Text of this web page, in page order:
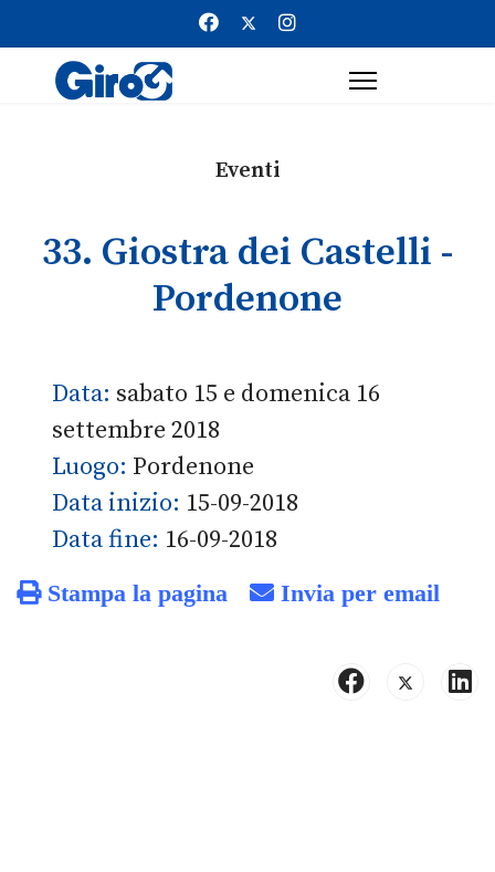
Eventi
33. Giostra dei Castelli -
Pordenone
Data: sabato 15 e domenica 16
settembre 2018
Luogo: Pordenone
Data inizio: 15-09-2018
Data fine: 16-09-2018
Stampa la pagina Invia per email